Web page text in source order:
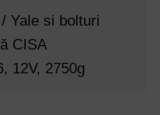
/ Yale si bolturi
CISA
12V, 2750g